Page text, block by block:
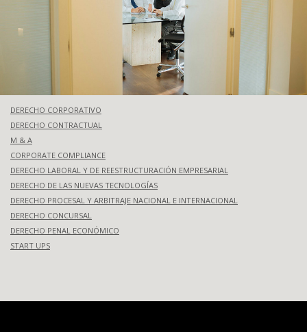
DERECHO CORPORATIVO
DERECHO CONTRACTUAL
M & A
CORPORATE COMPLIANCE
DERECHO LABORAL Y DE REESTRUCTURACIÓN EMPRESARIAL
DERECHO DE LAS NUEVAS TECNOLOGÍAS
DERECHO PROCESAL Y ARBITRAJE NACIONAL E INTERNACIONAL
DERECHO CONCURSAL
DERECHO PENAL ECONÓMICO
START UPS